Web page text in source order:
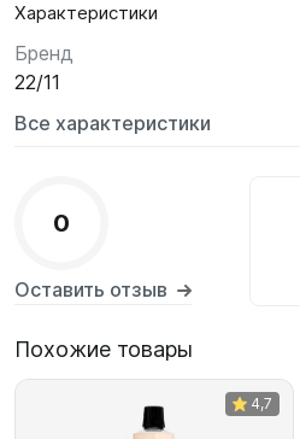
Характеристики
Бренд
22/11
Все характеристики
0
Оставить отзыв
Похожие товары
4,7